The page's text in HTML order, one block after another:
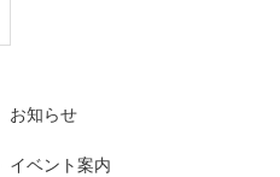
お知らせ
イベント案内